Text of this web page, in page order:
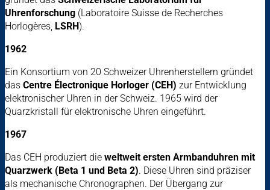
Uhrenforschung (Laboratoire Suisse de Recherches
Horlogères, LSRH).
1962
Ein Konsortium von 20 Schweizer Uhrenherstellern gründet
das Centre Électronique Horloger (CEH) zur Entwicklung
elektronischer Uhren in der Schweiz. 1965 wird der
Quarzkristall für elektronische Uhren eingeführt.
1967
Das CEH produziert die weltweit ersten Armbanduhren mit
Quarzwerk (Beta 1 und Beta 2). Diese Uhren sind präziser
als mechanische Chronographen. Der Übergang zur